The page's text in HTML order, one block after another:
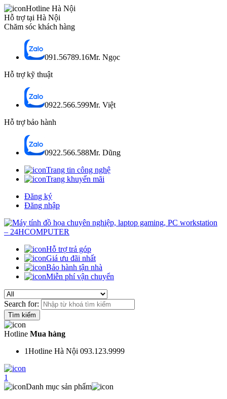
Hotline Hà Nội
Hỗ trợ tại Hà Nội
Chăm sóc khách hàng
091.56789.16Mr. Ngọc
Hỗ trợ kỹ thuật
0922.566.599Mr. Việt
Hỗ trợ bảo hành
0922.566.588Mr. Dũng
Trang tin công nghệ
Trang khuyến mãi
Đăng ký
Đăng nhập
Hỗ trợ trả góp
Giá ưu đãi nhất
Bảo hành tận nhà
Miễn phí vận chuyển
Search for:
Hotline Mua hàng
1Hotline Hà Nội 093.123.9999
1
Danh mục sản phẩm